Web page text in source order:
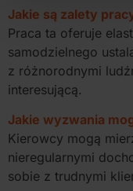
Jakie są zalety
Praca ta oferuje
samodzielnego
z różnorodnymi
interesującą.
Jakie wyzwania
Kierowcy mogą
nieregularnymi
sobie z trudnymi